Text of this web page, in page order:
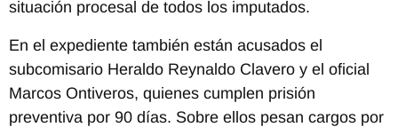
situación procesal de todos los imputados.
En el expediente también están acusados el
subcomisario Heraldo Reynaldo Clavero y el oficial
Marcos Ontiveros, quienes cumplen prisión
preventiva por 90 días. Sobre ellos pesan cargos por